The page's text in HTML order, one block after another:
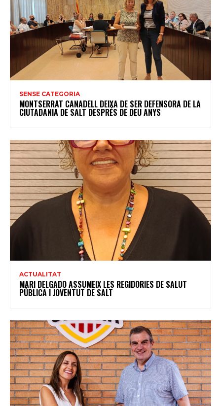
SENSE CATEGORIA
MONTSERRAT CANADELL DEIXA DE SER DEFENSORA DE LA
CIUTADANIA DE SALT DESPRÉS DE DEU ANYS
ACTUALITAT
MARI DELGADO ASSUMEIX LES REGIDORIES DE SALUT
PÚBLICA I JOVENTUT DE SALT